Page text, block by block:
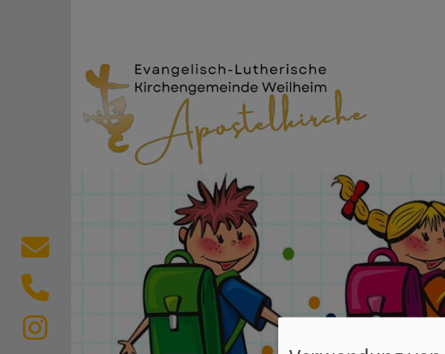
Evang.-Luth. Kirchengemeinde
Kontaktformular